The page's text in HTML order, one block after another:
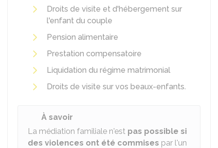
Droits de visite et d'hébergement sur
l'enfant du couple
Pension alimentaire
Prestation compensatoire
Liquidation du régime matrimonial
Droits de visite sur vos beaux-enfants.
À savoir
La médiation familiale n'est pas possible si
des violences ont été commises par l'un